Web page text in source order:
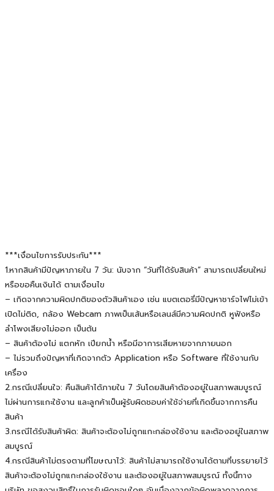
***เงื่อนไขการรับประกัน***
1.หากสินค้ามีปัญหาภายใน 7 วัน: นับจาก “วันที่ได้รับสินค้า” สามารถเปลี่ยนใหม่
หรือขอคืนเงินได้ ตามเงื่อนไข
– เกิดจากความผิดปกติของตัวสินค้าเอง เช่น แบตเตอรี่มีปัญหาชาร์จไฟไม่เข้า
เปิดไม่ติด, กล้อง Webcam ภาพเป็นเส้นหรือเลนส์มีความผิดปกติ หูฟังหรือ
ลำโพงเสียงไม่ออก เป็นต้น
– สินค้าต้องไม่ แตกหัก เปียกน้ำ หรือมีอาการเสียหายจากภายนอก
– ไม่รวมถึงปัญหาที่เกิดจากตัว Application หรือ Software ที่ใช้งานกับ
เครื่อง
2.กรณีเปลี่ยนใจ: คืนสินค้าได้ภายใน 7 วันโดยสินค้าต้องอยู่ในสภาพสมบูรณ์
ไม่ผ่านการแกะใช้งาน และลูกค้าเป็นผู้รับผิดชอบค่าใช้จ่ายที่เกิดขึ้นจากการคืน
สินค้า
3.กรณีได้รับสินค้าผิด: สินค้าจะต้องไม่ถูกแกะกล่องใช้งาน และต้องอยู่ในสภาพ
สมบูรณ์
4.กรณีสินค้าไม่ตรงตามที่โฆษณาไว้: สินค้าไม่สามารถใช้งานได้ตามที่บรรยายไว้
สินค้าจะต้องไม่ถูกแกะกล่องใช้งาน และต้องอยู่ในสภาพสมบูรณ์ ทั้งนี้ทาง